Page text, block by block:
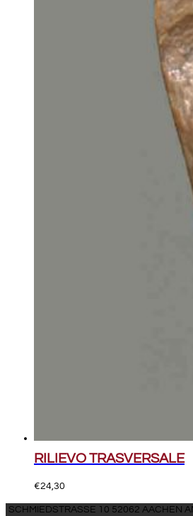
RILIEVO TRASVERSALE
€24,30
SCHMIEDSTRASSE 10 52062 AACHEN